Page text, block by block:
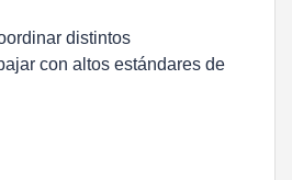
distintos
con altos estándares de